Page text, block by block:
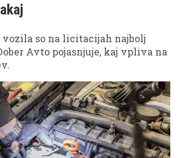
so na licitacijah najbolj
Avto pojasnjuje, kaj vpliva na